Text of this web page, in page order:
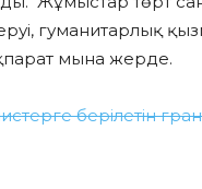
гуманитарлық
мына жерде.
берілетін